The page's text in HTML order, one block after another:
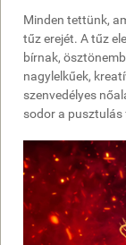
Minden tettünk,
tűz erejét. A tűz
bírnak,
nagylelkűek,
szenvedélyes
sodor a pusztulás